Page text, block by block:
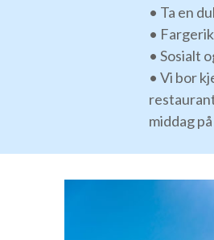
• Ta en
•
• Sosialt
• Vi bor
middag